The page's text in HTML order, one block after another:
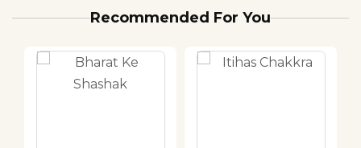
Recommended For You